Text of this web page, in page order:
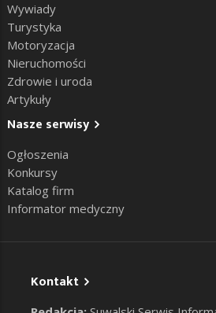
Wywiady
Turystyka
Motoryzacja
Nieruchomości
Zdrowie i uroda
Artykuły
Nasze serwisy
Ogłoszenia
Konkursy
Katalog firm
Informator medyczny
Kontakt